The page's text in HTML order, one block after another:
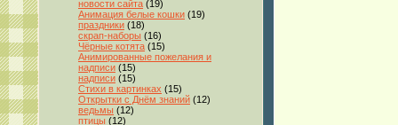
новости сайта (19)
Анимация белые кошки (19)
праздники (18)
скрап-наборы (16)
Чёрные котята (15)
Анимированные пожелания и
надписи (15)
надписи (15)
Стихи в картинках (15)
Открытки с Днём знаний (12)
ведьмы (12)
птицы (12)